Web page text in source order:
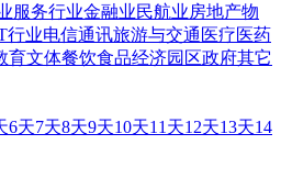
服务行业金融业民航业房地产物
行业电信通讯旅游与交通 医疗医药
育文体餐饮食品经济园区政府其它
6天7天8天9天10天11天12天13天14